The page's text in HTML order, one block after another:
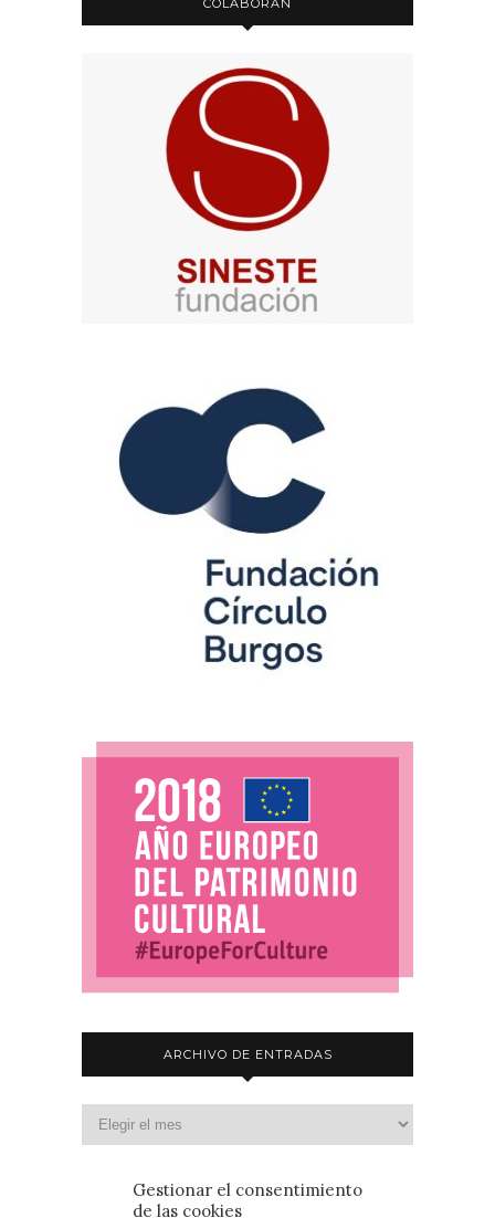
Gestionar el consentimiento
de las cookies
COLABORAN
ARCHIVO DE ENTRADAS